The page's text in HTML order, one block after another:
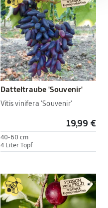
Datteltraube 'Souvenir'
Vitis vinifera 'Souvenir'
19,99 €
40-60 cm
4 Liter Topf